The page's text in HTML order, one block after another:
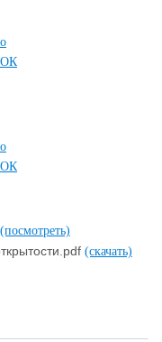
(посмотреть)
(скачать)